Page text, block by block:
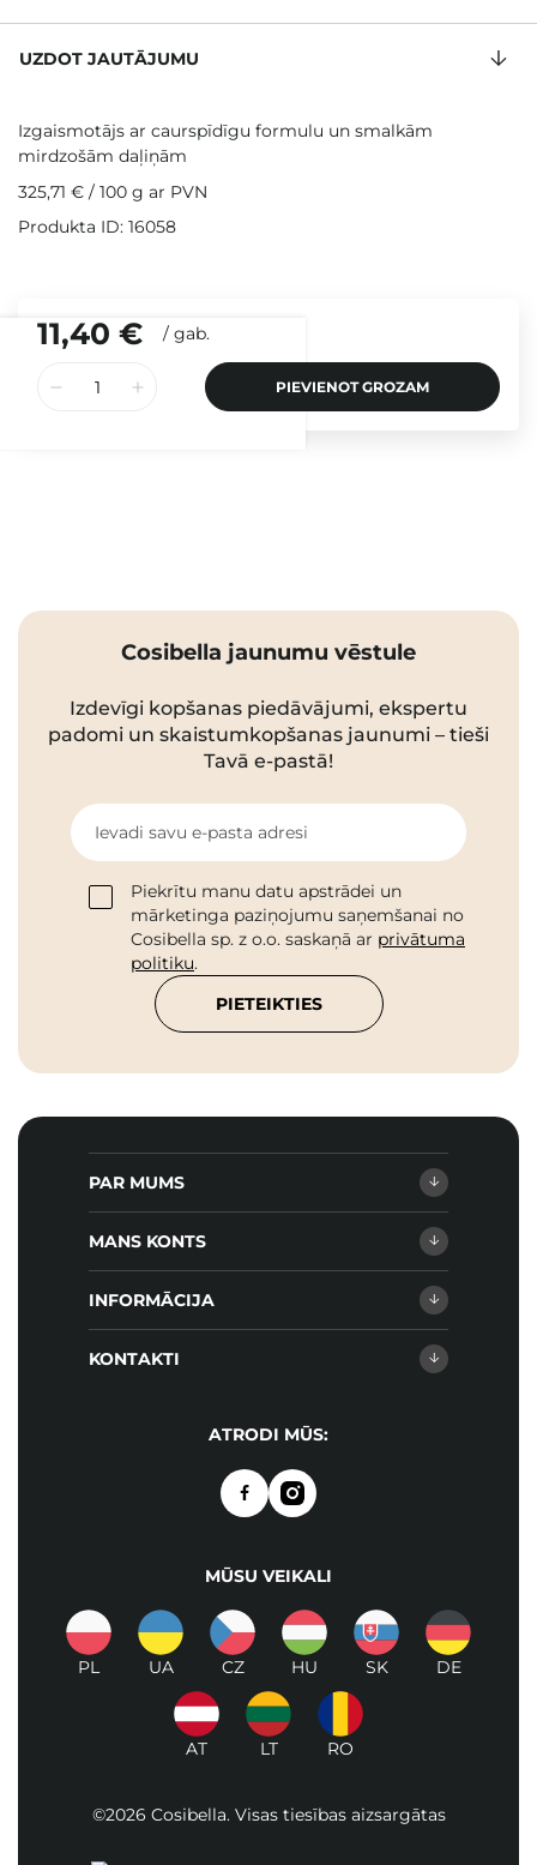
11,40 € / gab.
PIEVIENOT GROZAM
UZDOT JAUTĀJUMU
Izgaismotājs ar caurspīdīgu formulu un smalkām
mirdzošām daļiņām
325,71 € / 100 g ar PVN
Produkta ID: 16058
Cosibella jaunumu vēstule
Izdevīgi kopšanas piedāvājumi, ekspertu
padomi un skaistumkopšanas jaunumi – tieši
Tavā e-pastā!
Ievadi savu e-pasta adresi
Piekrītu manu datu apstrādei un
mārketinga paziņojumu saņemšanai no
Cosibella sp. z o.o. saskaņā ar privātuma
politiku.
PIETEIKTIES
PAR MUMS
MANS KONTS
INFORMĀCIJA
KONTAKTI
ATRODI MŪS:
MŪSU VEIKALI
PL UA CZ HU SK DE
AT LT RO
©2026 Cosibella. Visas tiesības aizsargātas